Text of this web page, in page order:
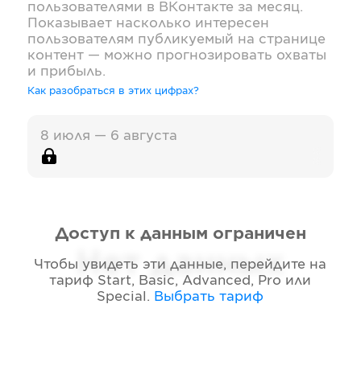
пользователями в ВКонтакте за месяц.
Показывает насколько интересен
пользователям публикуемый на странице
контент — можно прогнозировать охваты
и прибыль.
Как разобраться в этих цифрах?
8 июля — 6 августа
Нет данных
Доступ к данным ограничен
Чтобы увидеть эти данные, перейдите на
тариф Start, Basic, Advanced, Pro или
Special . Выбрать тариф